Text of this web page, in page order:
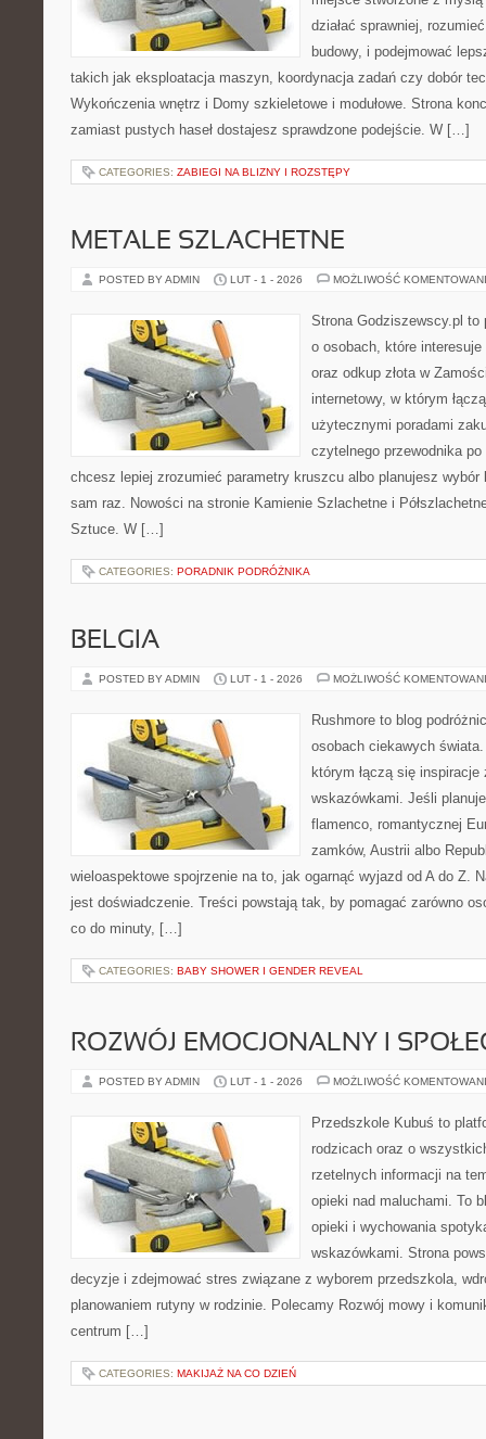
działać sprawniej,
budowy, i podejmować
takich jak eksploatacja maszyn, koordynacja zadań czy dobór
Wykończenia wnętrz i Domy szkieletowe i modułowe. Strona
zamiast pustych haseł dostajesz sprawdzone podejście. W […]
CATEGORIES: ZABIEGI NA BLIZNY I ROZSTĘPY
METALE SZLACHETNE
POSTED BY ADMIN LUT - 1 - 2026 MOŻLIWOŚĆ
Strona Godziszewscy.pl to
o osobach, które
oraz odkup złota w
internetowy, w którym
użytecznymi poradami
czytelnego przewodnika
chcesz lepiej zrozumieć parametry kruszcu albo planujesz
sam raz. Nowości na stronie Kamienie Szlachetne i
Sztuce. W […]
CATEGORIES: PORADNIK PODRÓŻNIKA
BELGIA
POSTED BY ADMIN LUT - 1 - 2026 MOŻLIWOŚĆ
Rushmore to blog
osobach ciekawych
którym łączą się
wskazówkami. Jeśli
flamenco, romantycznej
zamków, Austrii albo
wieloaspektowe spojrzenie na to, jak ogarnąć wyjazd od A do Z.
jest doświadczenie. Treści powstają tak, by pomagać zarówno
co do minuty, […]
CATEGORIES: BABY SHOWER I GENDER REVEAL
ROZWÓJ EMOCJONALNY I
POSTED BY ADMIN LUT - 1 - 2026 MOŻLIWOŚĆ
Przedszkole Kubuś to
rodzicach oraz o
rzetelnych informacji na
opieki nad maluchami. To
opieki i wychowania
wskazówkami. Strona
decyzje i zdejmować stres związane z wyborem przedszkola,
planowaniem rutyny w rodzinie. Polecamy Rozwój mowy i
centrum […]
CATEGORIES: MAKIJAŻ NA CO DZIEŃ